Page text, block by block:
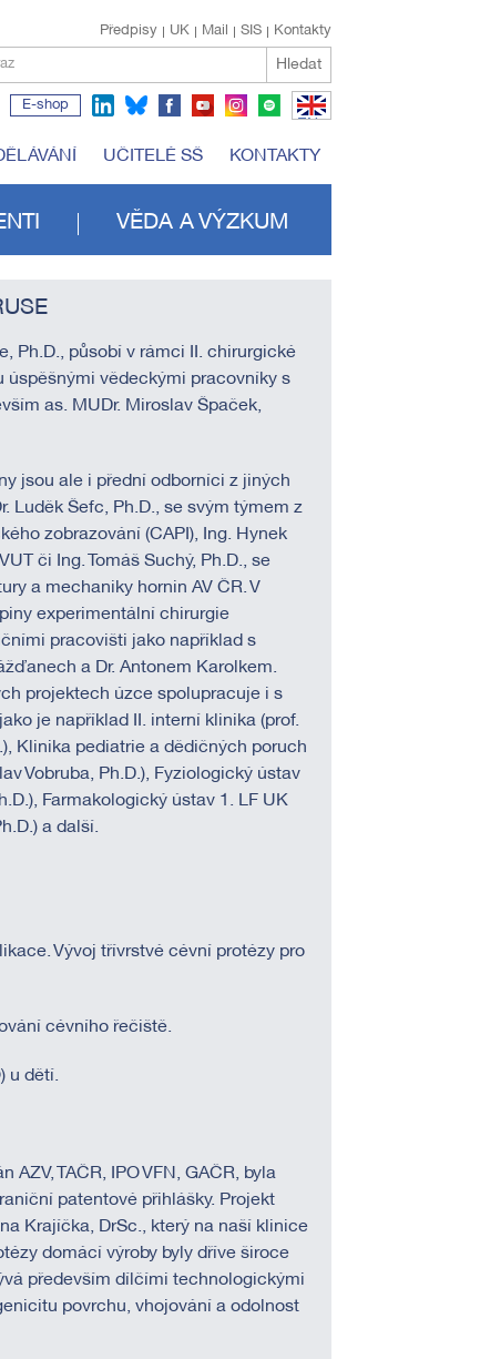
Kontakty
SIS
Mail
UK
Předpisy
Hledat
E-shop
EN
UČITELÉ SŠ KONTAKTY
VĚDA A VÝZKUM
Ph.D., působí v rámci II. chirurgické
úspěšnými vědeckými pracovníky s
as. MUDr. Miroslav Špaček,
jsou ale i přední odborníci z jiných
Luděk Šefc, Ph.D., se svým týmem z
zobrazování (CAPI), Ing. Hynek
či Ing. Tomáš Suchý, Ph.D., se
a mechaniky hornin AV ČR. V
experimentální chirurgie
pracovišti jako například s
a Dr. Antonem Karolkem.
projektech úzce spolupracuje i s
je například II. interní klinika (prof.
Klinika pediatrie a dědičných poruch
Vobruba, Ph.D.), Fyziologický ústav
Farmakologický ústav 1. LF UK
a další.
Vývoj třívrstvé cévní protézy pro
cévního řečiště.
u dětí.
TAČR, IPO VFN, GAČR, byla
patentové přihlášky. Projekt
Krajíčka, DrSc., který na naší klinice
domácí výroby byly dříve široce
především dílčími technologickými
povrchu, vhojování a odolnost